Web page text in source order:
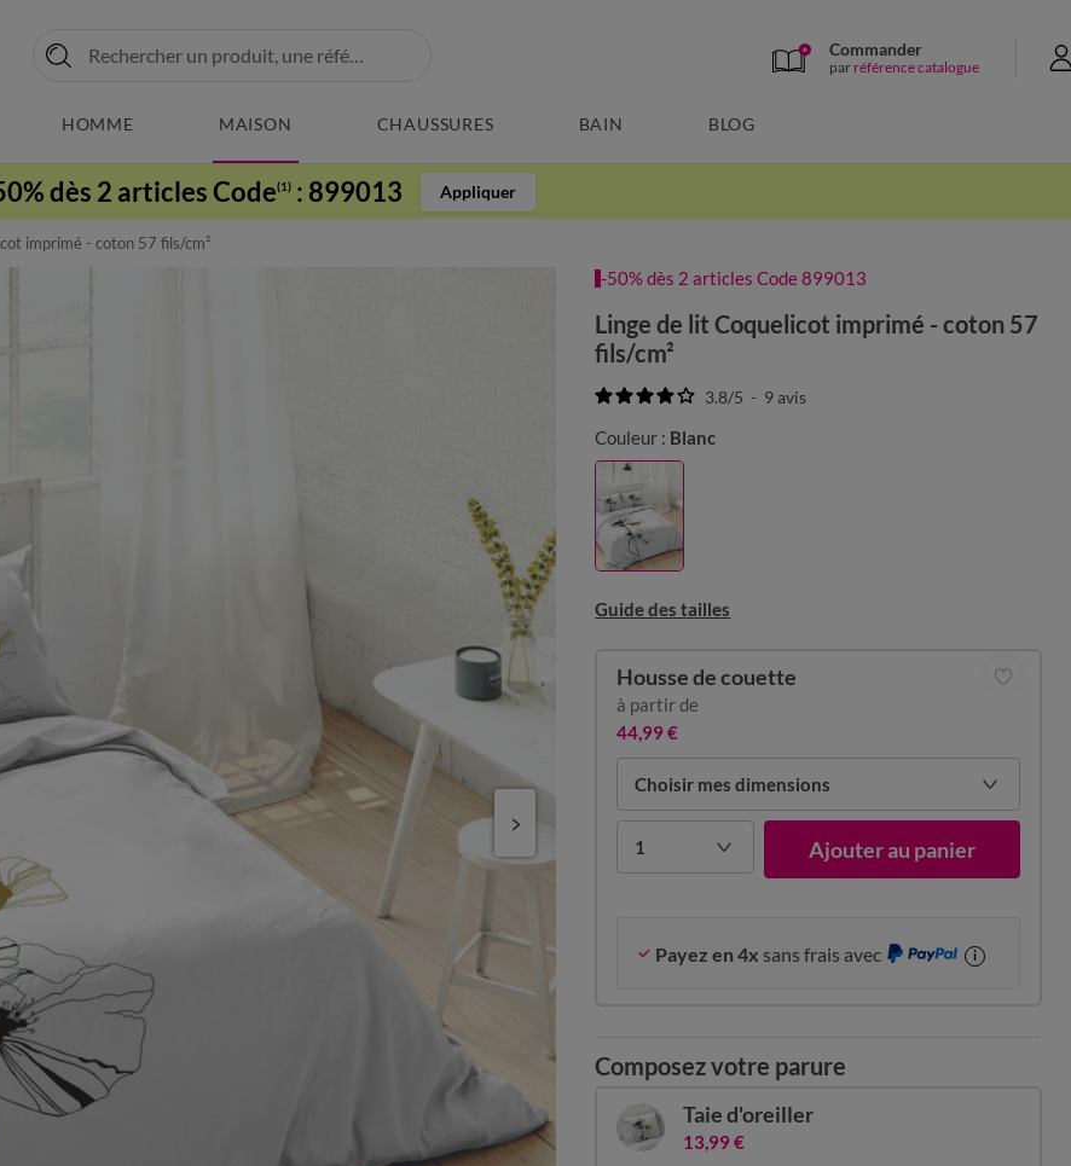
Commander
par référence catalogue
HOMME MAISON CHAUSSURES BAIN BLOG
dès 2 articles Code(1) : 899013 Appliquer
imprimé - coton 57 fils/cm²
-50% dès 2 articles Code 899013
Linge de lit Coquelicot imprimé - coton 57
fils/cm²
3.8/5 - 9avis
Couleur : Blanc
Guide des tailles
Choisir mes dimensions
1 Ajouter au panier
Payez en 4x sans frais avec i
Housse de couette
à partir de
44,99 €
Composez votre parure
Taie d'oreiller
13,99 €